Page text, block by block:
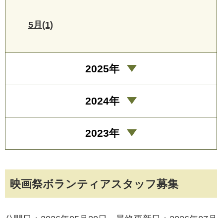
映画祭ボランティアスタッフ募集
5月(1)
2025年
2024年
2023年